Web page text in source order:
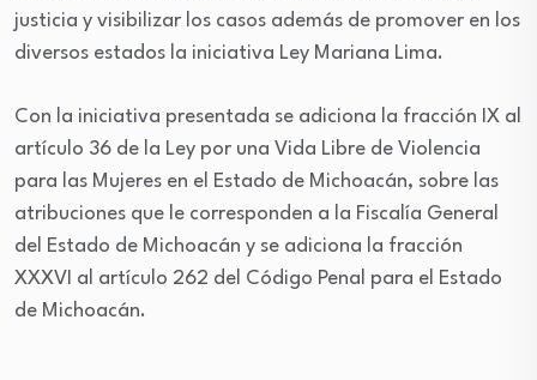
justicia y visibilizar los casos además de promover en los
diversos estados la iniciativa Ley Mariana Lima.
Con la iniciativa presentada se adiciona la fracción IX al
artículo 36 de la Ley por una Vida Libre de Violencia
para las Mujeres en el Estado de Michoacán, sobre las
atribuciones que le corresponden a la Fiscalía General
del Estado de Michoacán y se adiciona la fracción
XXXVI al artículo 262 del Código Penal para el Estado
de Michoacán.